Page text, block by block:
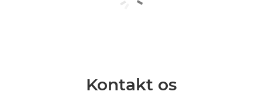
Kontakt os